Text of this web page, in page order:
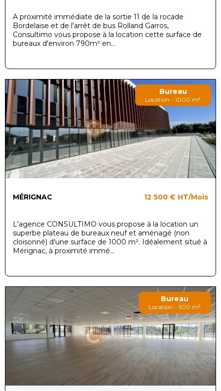
A proximité immédiate de la sortie 11 de la rocade
Bordelaise et de l'arrêt de bus Rolland Garros,
Consultimo vous propose à la location cette surface de
bureaux d'environ 790m² en...
Bureau
Location - 1000 m²
MÉRIGNAC 12 500 € HT/Mois
L'agence CONSULTIMO vous propose à la location un
superbe plateau de bureaux neuf et aménagé (non
cloisonné) d'une surface de 1000 m². Idéalement situé à
Mérignac, à proximité immé...
Bureau
Location - 500 m²